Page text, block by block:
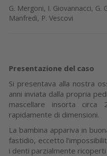
G. Mergoni, I. Giovannacci, G.
Manfredi, P. Vescovi
Presentazione del caso
Si presentava alla nostra
anni inviata dalla propria
mascellare insorta
rapidamente di dimensioni.
La bambina appariva in
fastidio, eccetto
i denti parzialmente